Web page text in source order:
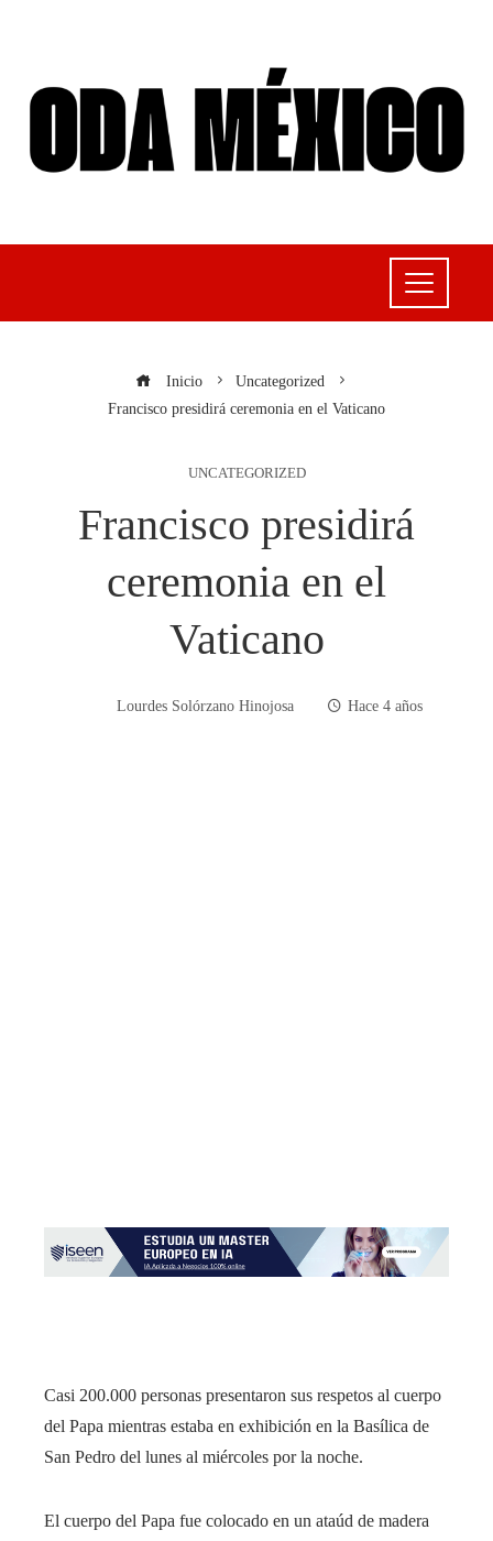
Inicio
Uncategorized
Francisco presidirá ceremonia en el Vaticano
UNCATEGORIZED
Francisco presidirá
ceremonia en el
Vaticano
Lourdes Solórzano Hinojosa Hace 4 años
Casi 200.000 personas presentaron sus respetos al cuerpo
del Papa mientras estaba en exhibición en la Basílica de
San Pedro del lunes al miércoles por la noche.
El cuerpo del Papa fue colocado en un ataúd de madera